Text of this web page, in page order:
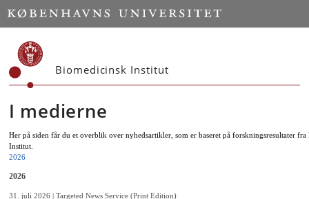
Start
Biomedicinsk Institut
I medierne